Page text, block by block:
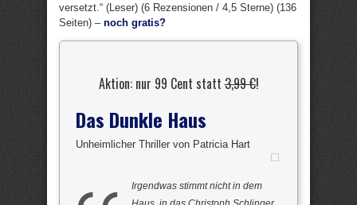
versetzt.“ (Leser) (6 Rezensionen / 4,5 Sterne) (136
Seiten) – noch gratis?
Aktion: nur 99 Cent statt3,99 €!
Das Dunkle Haus
Unheimlicher Thriller von Patricia Hart
Irgendwas stimmt nicht in dem